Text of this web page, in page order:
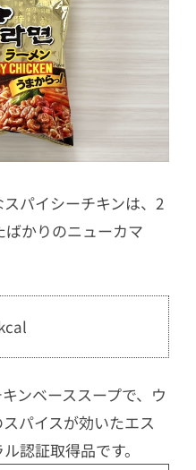
パイシーチキンは、2
かりのニューカマ
ンベーススープで、ウ
パイスが効いたエス
認証取得品です。